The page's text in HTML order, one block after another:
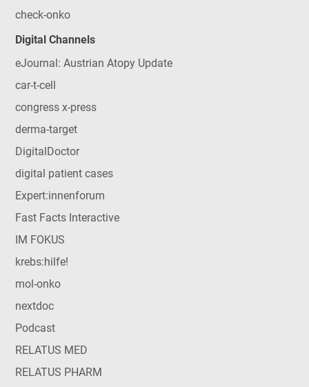
check-onko
Digital Channels
eJournal: Austrian Atopy Update
car-t-cell
congress x-press
derma-target
DigitalDoctor
digital patient cases
Expert:innenforum
Fast Facts Interactive
IM FOKUS
krebs:hilfe!
mol-onko
nextdoc
Podcast
RELATUS MED
RELATUS PHARM